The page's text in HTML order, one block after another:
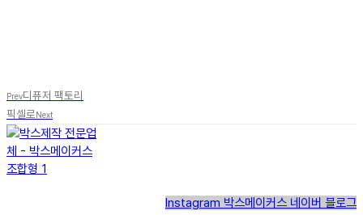
Prev디퓨저 팩토리
픽셀로 Next
Instagram 박스메이커스 네이버 블로그